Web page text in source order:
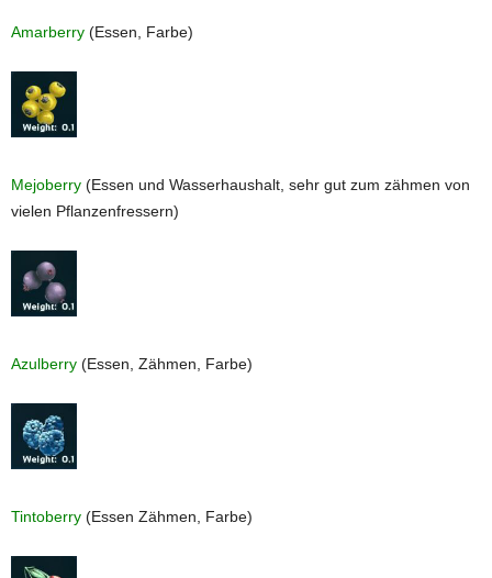
Amarberry (Essen, Farbe)
Mejoberry (Essen und Wasserhaushalt, sehr gut zum zähmen von
vielen Pflanzenfressern)
Azulberry (Essen, Zähmen, Farbe)
Tintoberry (Essen Zähmen, Farbe)